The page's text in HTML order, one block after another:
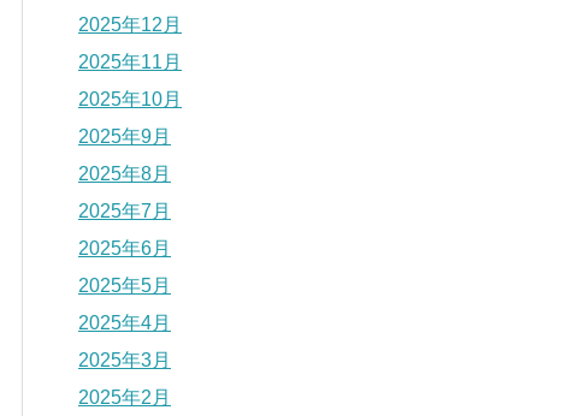
2025年12月
2025年11月
2025年10月
2025年9月
2025年8月
2025年7月
2025年6月
2025年5月
2025年4月
2025年3月
2025年2月